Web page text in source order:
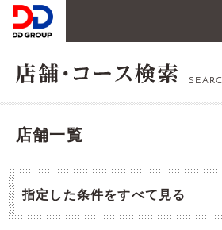
店舗一覧
指定した条件をすべて見る